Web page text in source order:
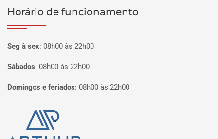
Horário de funcionamento
Seg à sex: 08h00 às 22h00
Sábados: 08h00 às 22h00
Domingos e feriados: 08h00 às 22h00
Página inicial